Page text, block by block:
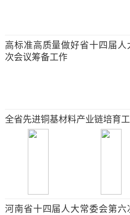
高标准高质量做好省十四届人
次会议筹备工作
全省先进铜基材料产业链培育
河南省十四届人大常委会第六